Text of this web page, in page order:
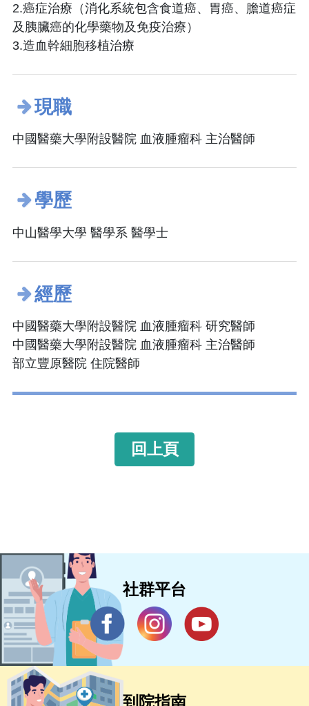
2.癌症治療（消化系統包含食道癌、胃癌、膽道癌症
及胰臟癌的化學藥物及免疫治療）
3.造血幹細胞移植治療
現職
中國醫藥大學附設醫院 血液腫瘤科 主治醫師
學歷
中山醫學大學 醫學系 醫學士
經歷
中國醫藥大學附設醫院 血液腫瘤科 研究醫師
中國醫藥大學附設醫院 血液腫瘤科 主治醫師
部立豐原醫院 住院醫師
回上頁
社群平台
到院指南